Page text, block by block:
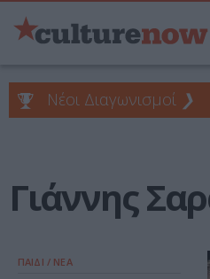
Νέοι Διαγωνισμοί ❯
Γιάννης
ΠΑΙΔΙ / ΝΕΑ